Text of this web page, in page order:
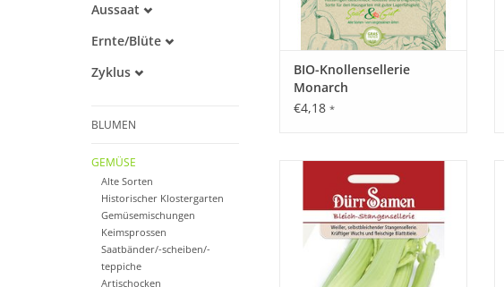
Alte Sorte
Warmkeimer
Aussaat
März
April
Ernte/Blüte
Juli
September
Zyklus
BLUMEN
GEMÜSE
Alte Sorten
Historischer Klostergarten
Gemüsemischungen
Keimsprossen
Saatbänder/-scheiben/-
teppiche
Artischocken
BIO-Knollensellerie
Monarch
€4,18 *
entwickelt keine Knollen. Die
Blattstiele sind fleischig, weiß bis
gelblich.
ZUM WARENKORB HINZUFÜGEN